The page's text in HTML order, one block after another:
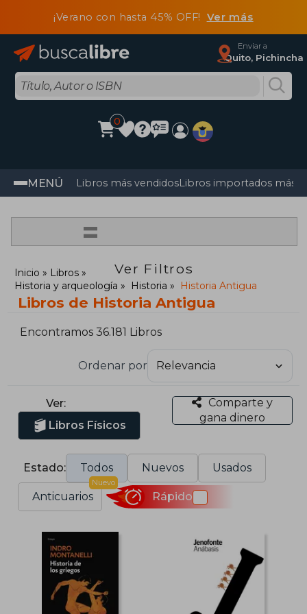
¡Verano con hasta 45% OFF! Ver más
Enviar a
Quito, Pichincha
0
MENÚ Libros más vendidosLibros importados más
=
Ver Filtros
Inicio
Libros
Historia y arqueología
Historia Historia Antigua
Libros de Historia Antigua
Encontramos 36.181 Libros
Ordenar por
Ver:
Libros Físicos
Comparte y
gana dinero
Estado: Todos Nuevos Usados
Anticuarios
Nuevo
Rápido